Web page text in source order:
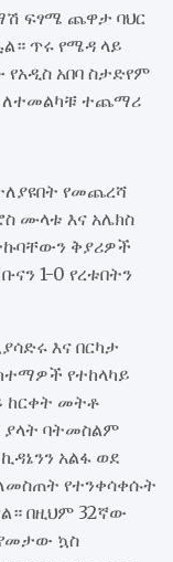
ፍፃሜ ጨዋታ ባህር
ጥሩ የሜዳ ላይ
አበባ ስታድየም
ለተመልካቹ ተጨማሪ
የመጨረሻ
ሙላቱ እና አሌክስ
ቅያሪዎች
1-0 የረቱበትን
እና በርካታ
የተከላካይ
ከርቀት መትቶ
ያላት ባትመስልም
አልፋ ወደ
የተንቀሳቀሱት
በዚህም 32ኛው
ኳስ